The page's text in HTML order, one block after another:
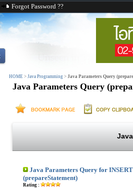
Forgot Password ??
HOME > Java Programming > Java Parameters Query
Java Parameters Query
Java Parameters Query for
(prepareStatement)
Rating :